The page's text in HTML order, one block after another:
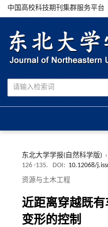
中国高校科技期刊集群服务平台
东北大学学报(自然科学版)
126 -135.
DOI: 10.12068/
资源与土木工程
近距离穿越既
变形的控制